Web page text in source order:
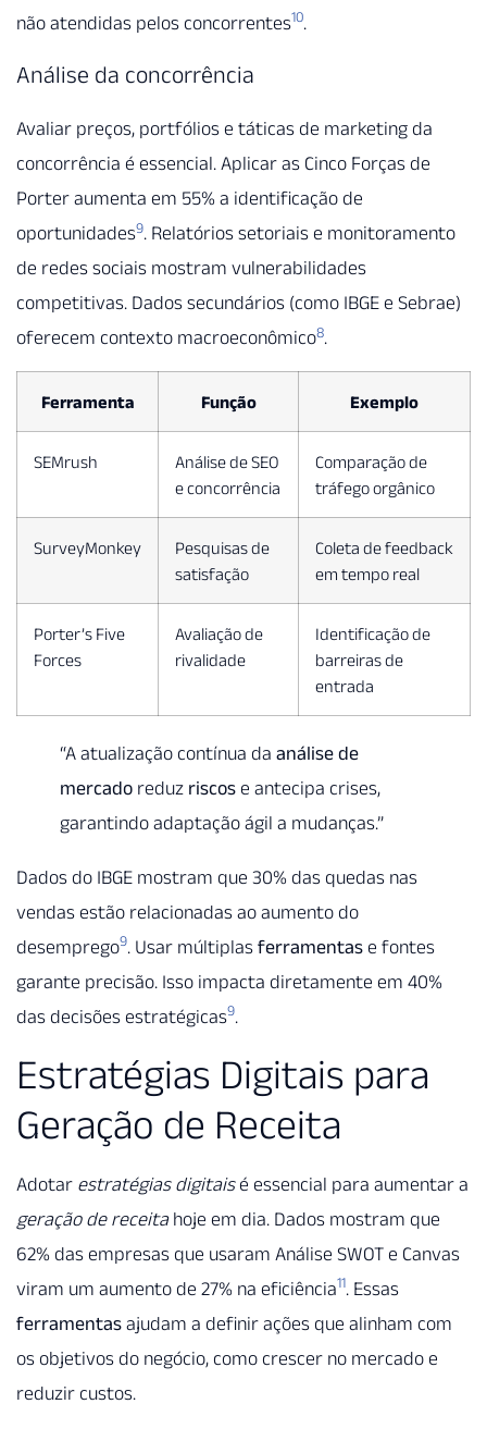
não atendidas pelos concorrentes10.
Análise da concorrência
Avaliar preços, portfólios e táticas de marketing da
concorrência é essencial. Aplicar as Cinco Forças de
Porter aumenta em 55% a identificação de
oportunidades9. Relatórios setoriais e monitoramento
de redes sociais mostram vulnerabilidades
competitivas. Dados secundários (como IBGE e Sebrae)
oferecem contexto macroeconômico8.
Ferramenta Função Exemplo
SEMrush
Análise de SEO
e concorrência
Comparação de
tráfego orgânico
SurveyMonkey
Pesquisas de
satisfação
Coleta de feedback
em tempo real
Porter’s Five
Forces
Avaliação de
rivalidade
Identificação de
barreiras de
entrada
“A atualização contínua da análise de
mercado reduz riscos e antecipa crises,
garantindo adaptação ágil a mudanças.”
Dados do IBGE mostram que 30% das quedas nas
vendas estão relacionadas ao aumento do
desemprego9. Usar múltiplas ferramentas e fontes
garante precisão. Isso impacta diretamente em 40%
das decisões estratégicas9.
Estratégias Digitais para
Geração de Receita
Adotar estratégias digitaisé essencial para aumentar a
geração de receitahoje em dia. Dados mostram que
62% das empresas que usaram Análise SWOT e Canvas
viram um aumento de 27% na eficiência11. Essas
ferramentas ajudam a definir ações que alinham com
os objetivos do negócio, como crescer no mercado e
reduzir custos.